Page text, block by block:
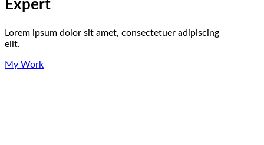
Expert
Lorem ipsum dolor sit amet, consectetuer adipiscing
elit.
My Work